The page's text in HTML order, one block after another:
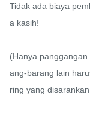
Tidak ada biaya
a kasih!
(Hanya
ang-barang lain
ring yang